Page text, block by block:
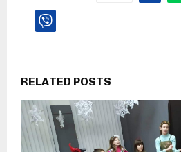
RELATED POSTS